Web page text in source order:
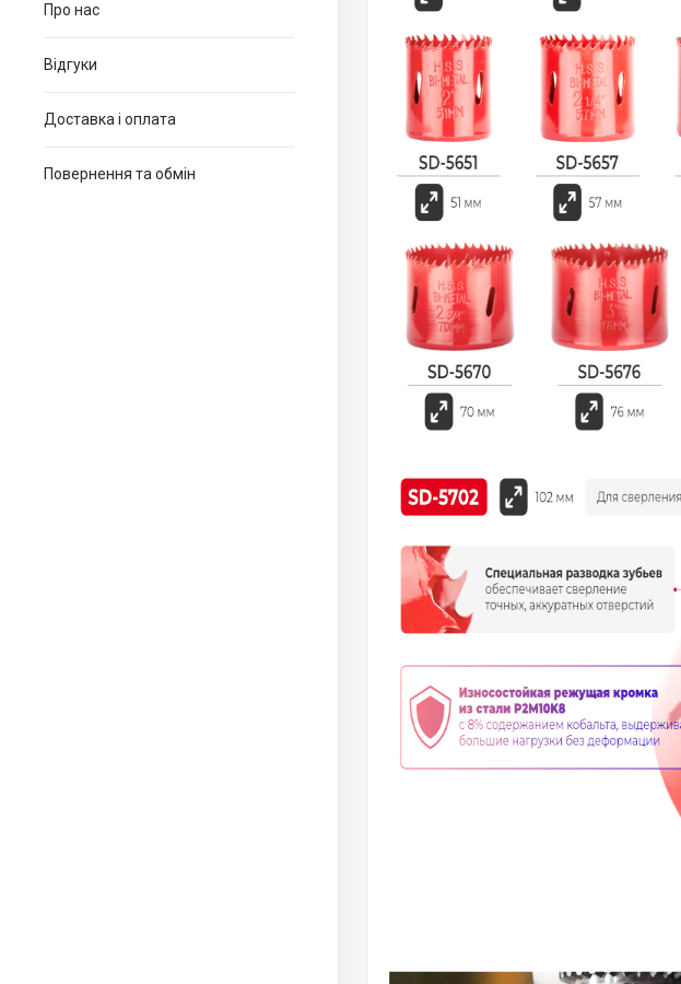
Про нас
Відгуки
Доставка і оплата
Повернення та обмін